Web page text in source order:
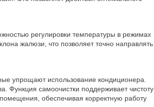
регулировки температуры в режимах
жалюзи, что позволяет точно направлять
упрощают использование кондиционера.
Функция самоочистки поддерживает чистоту
обеспечивая корректную работу